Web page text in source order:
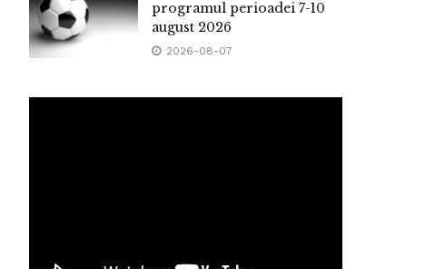
programul perioadei 7-10
august 2026
2026-08-07